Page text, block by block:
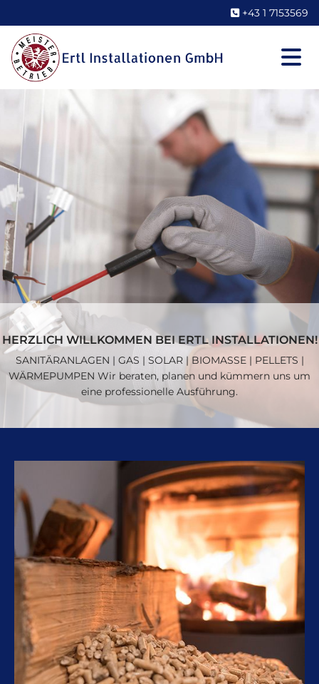
 +43 1 7153569
HERZLICH WILLKOMMEN BEI ERTL INSTALLATIONEN!
SANITÄRANLAGEN | GAS | SOLAR | BIOMASSE | PELLETS |
WÄRMEPUMPEN Wir beraten, planen und kümmern uns um
eine professionelle Ausführung.